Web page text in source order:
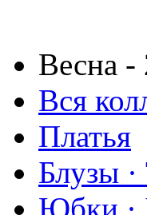
Весна -
Вся
Платья
Блузы